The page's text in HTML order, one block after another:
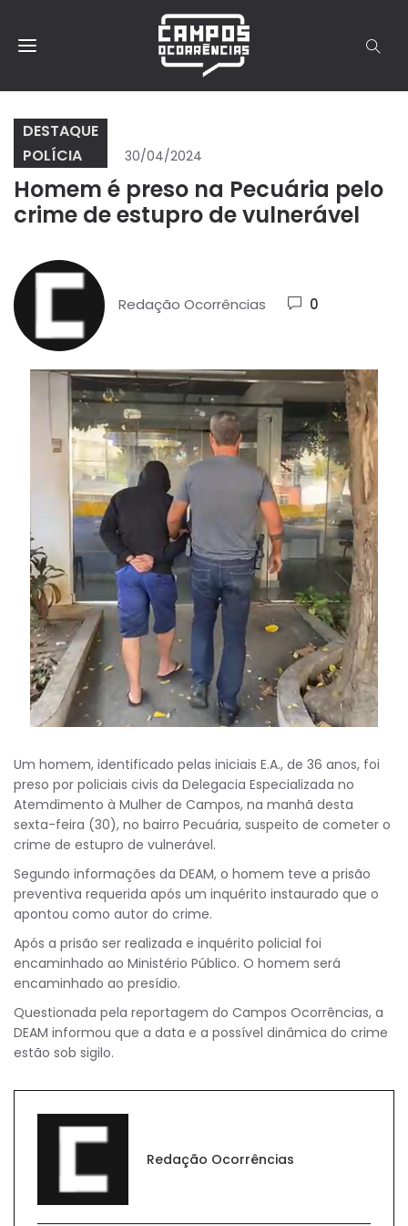
DESTAQUE
POLÍCIA
30/04/2024
Homem é preso na Pecuária pelo
crime de estupro de vulnerável
Redação Ocorrências 0
Um homem, identificado pelas iniciais E.A., de 36 anos, foi
preso por policiais civis da Delegacia Especializada no
Atemdimento à Mulher de Campos, na manhã desta
sexta-feira (30), no bairro Pecuária, suspeito de cometer o
crime de estupro de vulnerável.
Segundo informações da DEAM, o homem teve a prisão
preventiva requerida após um inquérito instaurado que o
apontou como autor do crime.
Após a prisão ser realizada e inquérito policial foi
encaminhado ao Ministério Público. O homem será
encaminhado ao presídio.
Questionada pela reportagem do Campos Ocorrências, a
DEAM informou que a data e a possível dinâmica do crime
estão sob sigilo.
Redação Ocorrências